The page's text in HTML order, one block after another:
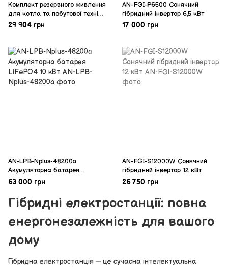
Комплект резервного живлення
для котла та побутової техніки
Volt Sinus 800+ акумулятор 55
29 904 грн
AN-FGI-P6500 Сонячний
гібридний інвертор 6,5 кВт
17 000 грн
AN-LPB-Nplus-48200a
Акумуляторна батарея
LiFePO4 10 кВт
63 000 грн
AN-FGI-S12000W Сонячний
гібридний інвертор 12 кВт
26 750 грн
Гібридні електростанції: повна
енергонезалежність для вашого
дому
Гібридна електростанція — це сучасна інтелектуальна